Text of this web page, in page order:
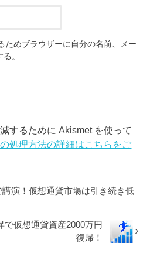
ためブラウザーに自分の名前、メー
。
するために Akismet を使って
処理方法の詳細はこちらをご
講演！仮想通貨市場は引き続き低
で仮想通貨資産2000万円
復帰！